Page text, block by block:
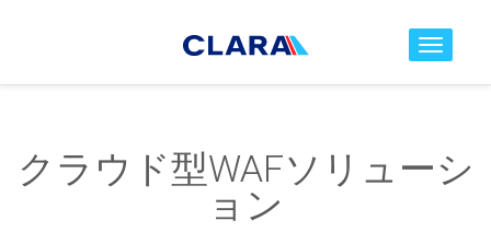
toggle
クラウド型WAFソリューシ
ョン